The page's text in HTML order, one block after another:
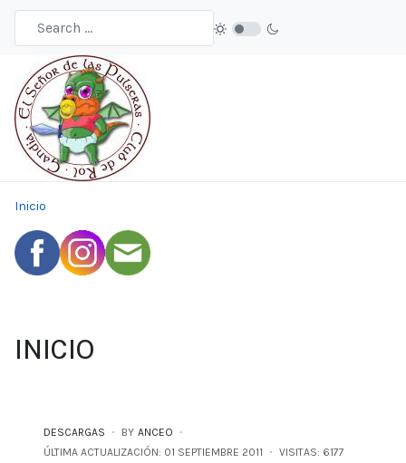
Inicio
INICIO
DESCARGAS BY ANCEO
ÚLTIMA ACTUALIZACIÓN: 01 SEPTIEMBRE 2011
VISITAS: 6177